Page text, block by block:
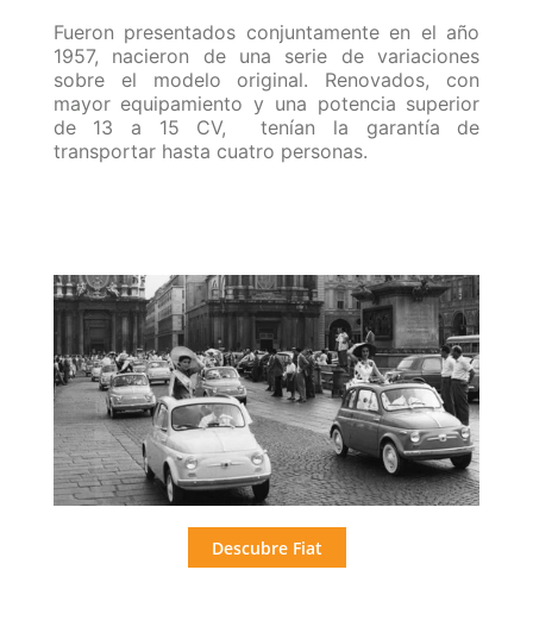
Fueron presentados conjuntamente en el año
1957, nacieron de una serie de variaciones
sobre el modelo original. Renovados, con
mayor equipamiento y una potencia superior
de 13 a 15 CV, tenían la garantía de
transportar hasta cuatro personas.
Descubre Fiat